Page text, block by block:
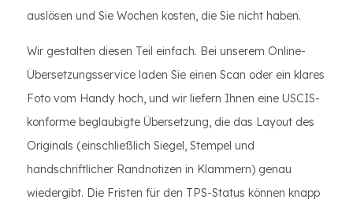
auslösen und Sie Wochen kosten, die Sie nicht haben.
Wir gestalten diesen Teil einfach. Bei unserem Online-
Übersetzungsservice laden Sie einen Scan oder ein klares
Foto vom Handy hoch, und wir liefern Ihnen eine USCIS-
konforme beglaubigte Übersetzung, die das Layout des
Originals (einschließlich Siegel, Stempel und
handschriftlicher Randnotizen in Klammern) genau
wiedergibt. Die Fristen für den TPS-Status können knapp